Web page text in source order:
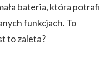
bateria, która potrafi
funkcjach. To
to zaleta?